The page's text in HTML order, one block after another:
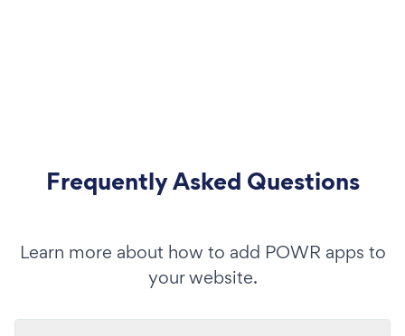
Frequently Asked Questions
Learn more about how to add POWR apps to
your website.